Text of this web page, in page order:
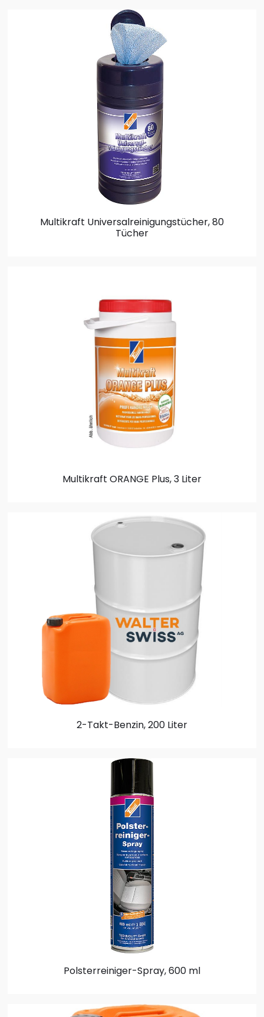
Multikraft Universalreinigungstücher, 80
Tücher
Multikraft ORANGE Plus, 3 Liter
2-Takt-Benzin, 200 Liter
Polsterreiniger-Spray, 600 ml